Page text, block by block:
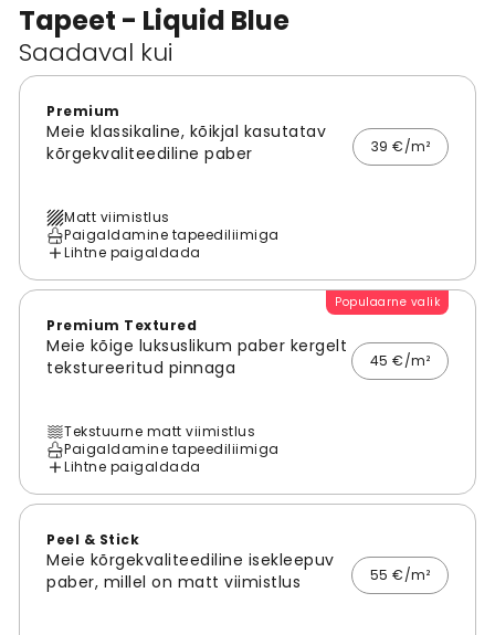
Tapeet - Liquid Blue
Saadaval kui
Premium
Meie klassikaline, kõikjal kasutatav
kõrgekvaliteediline paber
39 €/m²
Matt viimistlus
Paigaldamine tapeediliimiga
Lihtne paigaldada
Populaarne valik
Premium Textured
Meie kõige luksuslikum paber kergelt
tekstureeritud pinnaga
45 €/m²
Tekstuurne matt viimistlus
Paigaldamine tapeediliimiga
Lihtne paigaldada
Peel & Stick
Meie kõrgekvaliteediline isekleepuv
paber, millel on matt viimistlus
55 €/m²